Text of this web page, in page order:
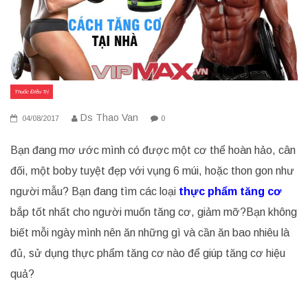
Thuốc Điều Trị
04/08/2017 Ds Thao Van 0
Bạn đang mơ ước mình có được một cơ thể hoàn hảo, cân
đối, một boby tuyệt đẹp với vụng 6 múi, hoặc thon gon như
người mẫu? Bạn đang tìm các loại thực phẩm tăng cơ
bắp tốt nhất cho người muốn tăng cơ, giảm mỡ?Bạn không
biết mỗi ngày mình nên ăn những gì và cần ăn bao nhiêu là
đủ, sử dụng thực phẩm tăng cơ nào để giúp tăng cơ hiệu
quả?